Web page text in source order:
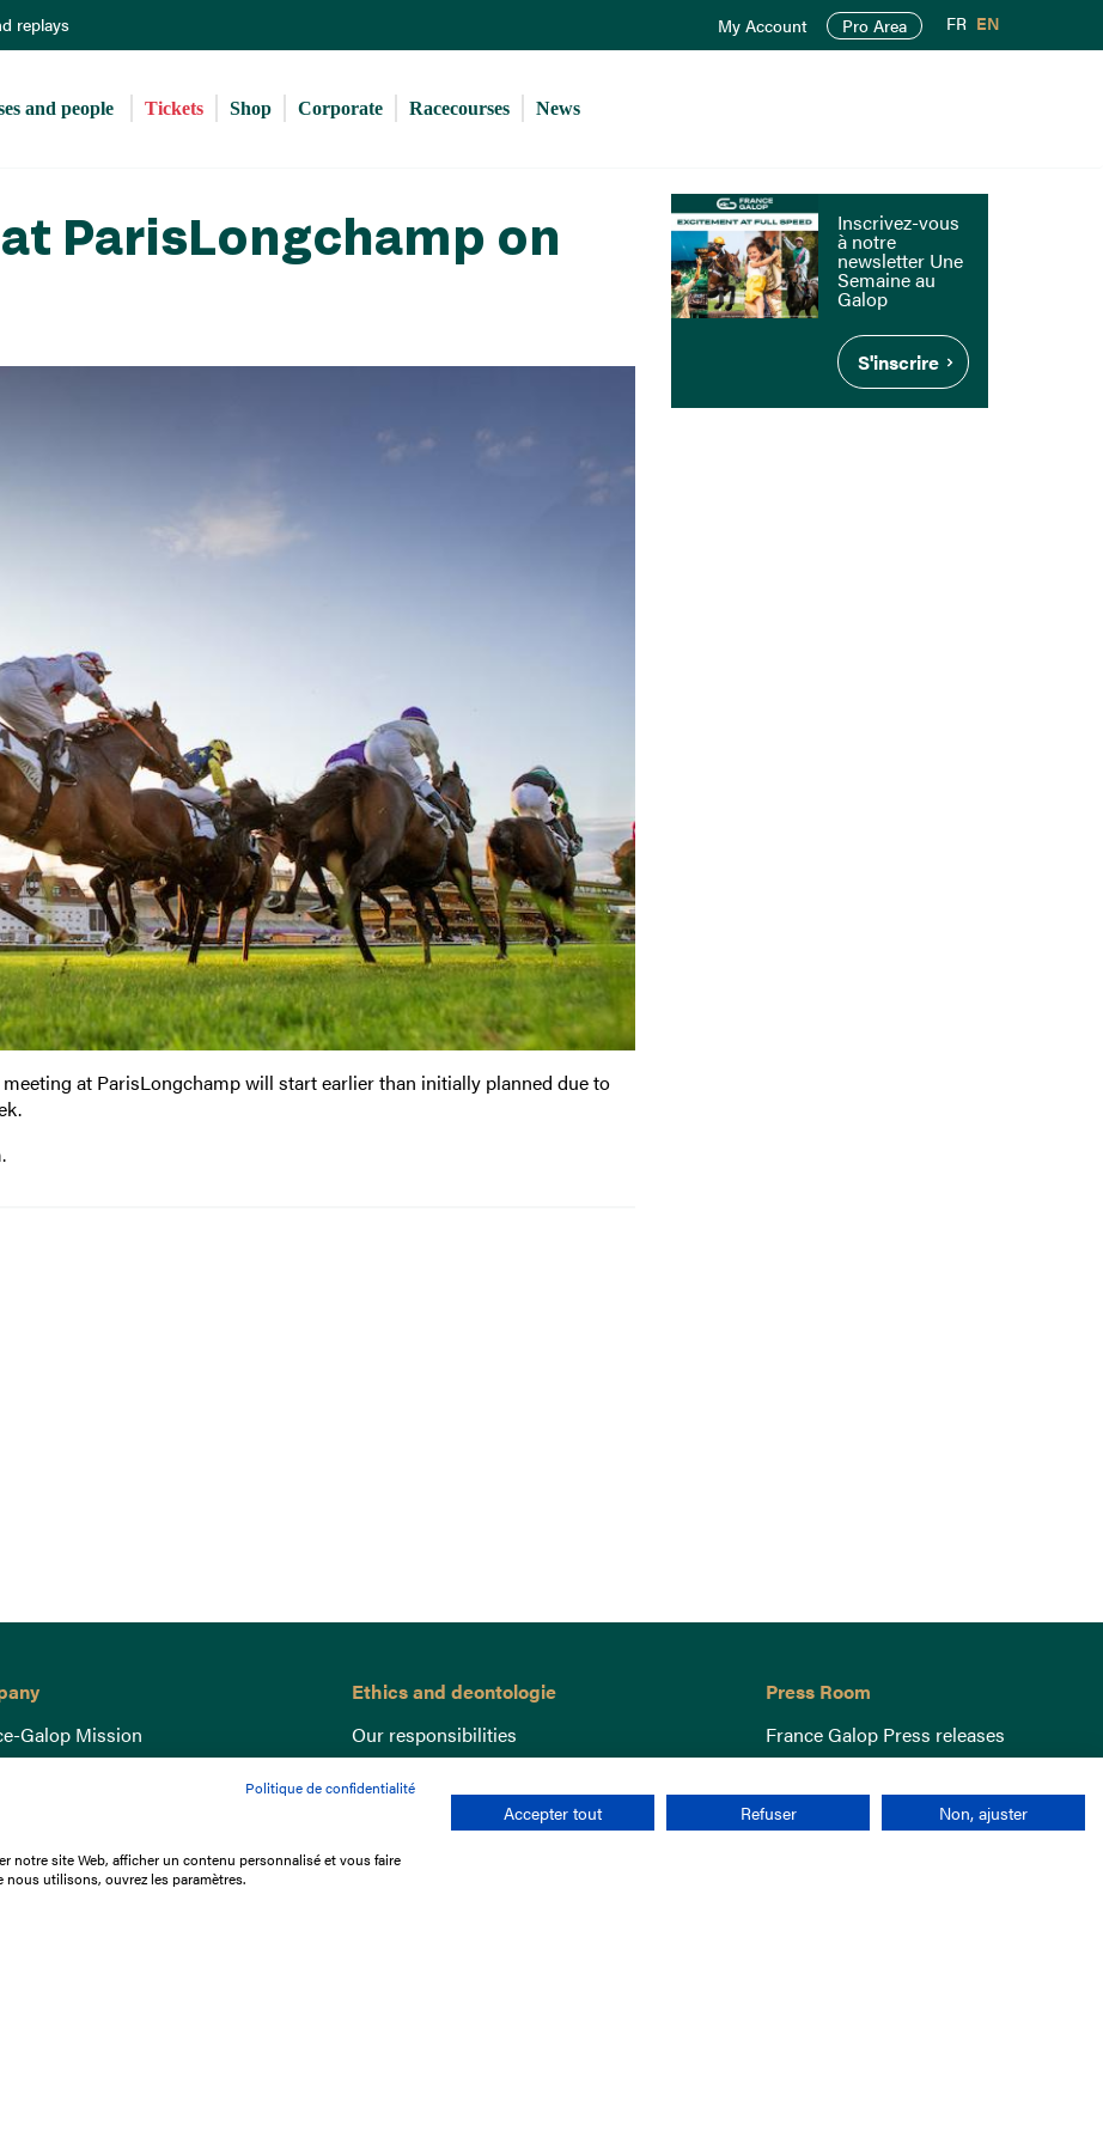
to
content
replays My Account Pro Area FR EN
and people Tickets Shop Corporate Racecourses News
ParisLongchamp on
at ParisLongchamp will start earlier than initially planned due to
Inscrivez-vous
à notre
newsletter Une
Semaine au
Galop
S'inscrire
Galop Mission
the races
Library
Ethics and deontologie
Our responsibilities
Lutte anti-dopage
Equine Welfare
Gender Equality
Responsible speculation
Press Room
France Galop Press releases
Politique de confidentialité
notre site Web, afficher un contenu personnalisé et vous faire
utilisons, ouvrez les paramètres.
Accepter tout Refuser Non, ajuster